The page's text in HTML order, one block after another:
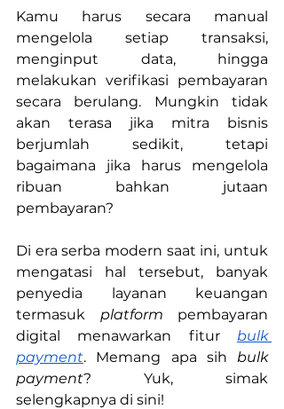
Kamu harus secara manual
mengelola setiap transaksi,
menginput data, hingga
melakukan verifikasi pembayaran
secara berulang. Mungkin tidak
akan terasa jika mitra bisnis
berjumlah sedikit, tetapi
bagaimana jika harus mengelola
ribuan bahkan jutaan
pembayaran?
Di era serba modern saat ini, untuk
mengatasi hal tersebut, banyak
penyedia layanan keuangan
termasuk platform pembayaran
digital menawarkan fitur bulk
payment. Memang apa sih bulk
payment? Yuk, simak
selengkapnya di sini!